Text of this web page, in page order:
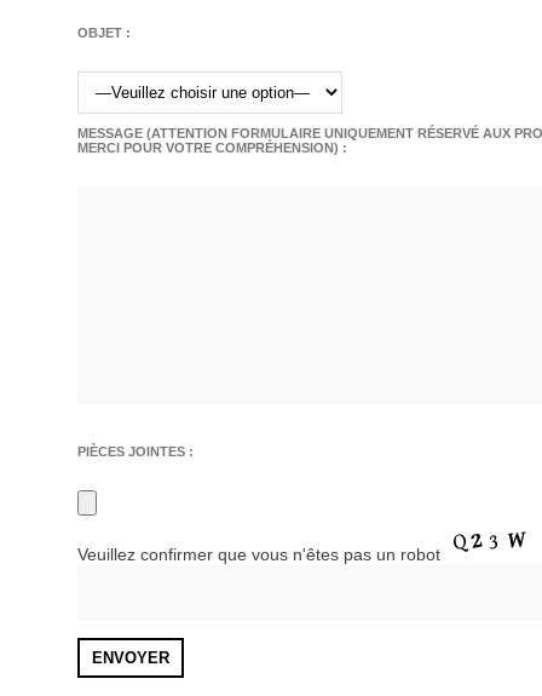
OBJET :
MESSAGE (ATTENTION FORMULAIRE UNIQUEMENT RÉSERVÉ AUX
MERCI POUR VOTRE COMPRÉHENSION) :
PIÈCES JOINTES :
Veuillez confirmer que vous n'êtes pas un robot